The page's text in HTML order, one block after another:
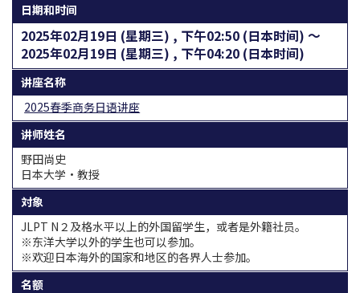
日期和时间
2025年02月19日 (星期三) , 下午02:50 (日本时间) 〜
2025年02月19日 (星期三) , 下午04:20 (日本时间)
讲座名称
2025春季商务日语讲座
讲师姓名
野田尚史
日本大学·教授
対象
JLPT N２及格水平以上的外国留学生，或者是外籍社员。
※东洋大学以外的学生也可以参加。
※欢迎日本海外的国家和地区的各界人士参加。
名额